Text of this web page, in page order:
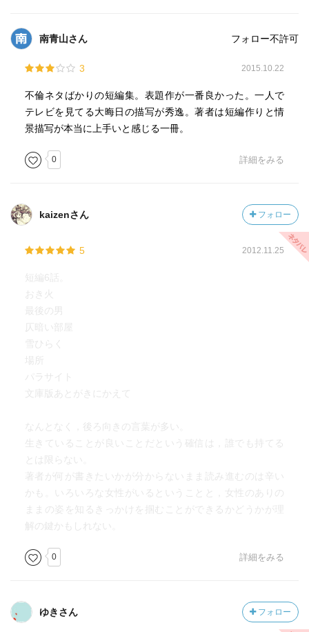
南青山さん フォロー不許可
3 2015.10.22
不倫ネタばかりの短編集。表題作が一番良かった。一人で
テレビを見てる大晦日の描写が秀逸。著者は短編作りと情
景描写が本当に上手いと感じる一冊。
0 詳細をみる
kaizenさん フォロー
5 2012.11.25
短編6話。
おき火
最後の男
仄暗い部屋
雪ひらく
場所
パラサイト
文庫版あとがきにかえて
なんとなく，後ろ向きの言葉が多い。
生きていることが良いことだという確信は，誰でも持てる
とは限らない。
著者が何が書きたいかが分からないまま読み進むのは辛い
かも。いろいろな女性がいるということと，女性のありの
ままの姿を知るきっかけを掴むことができるかどうかが理
解の鍵かもしれない。
0 詳細をみる
ゆきさん フォロー